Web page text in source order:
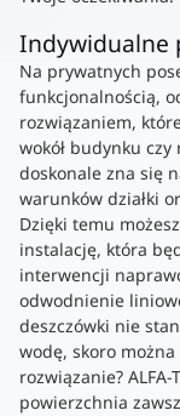
Indywidualne
Na prywatnych
funkcjonalnością,
rozwiązaniem,
wokół budynku czy
doskonale zna się
warunków działki
Dzięki temu
instalację, która
interwencji
odwodnienie
deszczówki nie
wodę, skoro
rozwiązanie?
powierzchnia